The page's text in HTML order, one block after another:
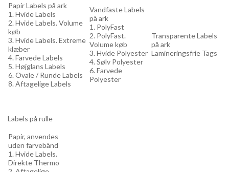
Papir Labels på ark
1. Hvide Labels
2. Hvide Labels. Volume
køb
3. Hvide Labels. Extreme
klæber
4. Farvede Labels
5. Højglans Labels
6. Ovale / Runde Labels
8. Aftagelige Labels
Vandfaste Labels
på ark
1. PolyFast
2. PolyFast.
Volume køb
3. Hvide Polyester
4. Sølv Polyester
6. Farvede
Polyester
Transparente Labels
på ark
Lamineringsfrie Tags
Labels på rulle
Papir, anvendes
uden farvebånd
1. Hvide Labels.
Direkte Thermo